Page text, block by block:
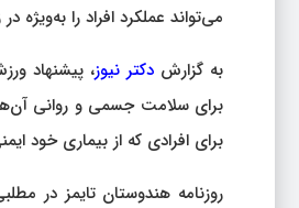
می‌تواند عملکرد افراد را
به گزارشدکتر نیوز، پیشنهاد
برای سلامت جسمی و روانی
برای افرادی که از بیماری خود
روزنامه هندوستان تایمز در